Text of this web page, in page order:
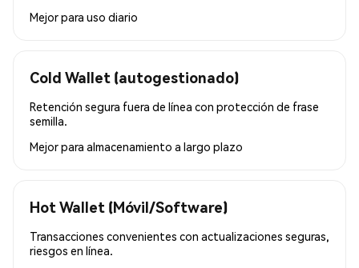
Mejor para uso diario
Cold Wallet (autogestionado)
Retención segura fuera de línea con protección de frase
semilla.
Mejor para almacenamiento a largo plazo
Hot Wallet (Móvil/Software)
Transacciones convenientes con actualizaciones seguras,
riesgos en línea.